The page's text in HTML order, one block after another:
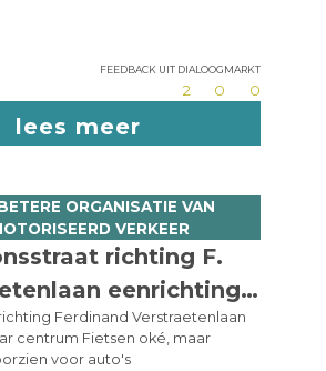
Feedback uit dialoogmarkt
2 0 0
lees meer
ORGANISATIE VAN
VERKEER
richting F.
eenrichting
+ randparking
voorzien
Ferdinand Verstraetenlaan
centrum Fietsen oké, maar
voor auto's